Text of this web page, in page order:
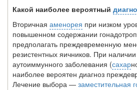
Какой наиболее вероятный
Вторичная аменорея при низком
повышенном содержании
предполагать преждевременную
резистентных яичников. При наличии
аутоиммунного заболевания (сахар
наиболее вероятен диагноз
Ле­чение выбора — заместительная